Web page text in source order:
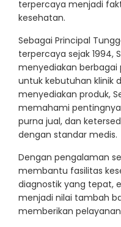
terpercaya menjadi
kesehatan.
Sebagai Principal
terpercaya sejak 1994,
menyediakan berbagai
untuk kebutuhan klinik
menyediakan produk,
memahami
purna jual, dan
dengan standar medis.
Dengan pengalaman
membantu fasilitas
diagnostik yang tepat,
menjadi nilai tambah
memberikan